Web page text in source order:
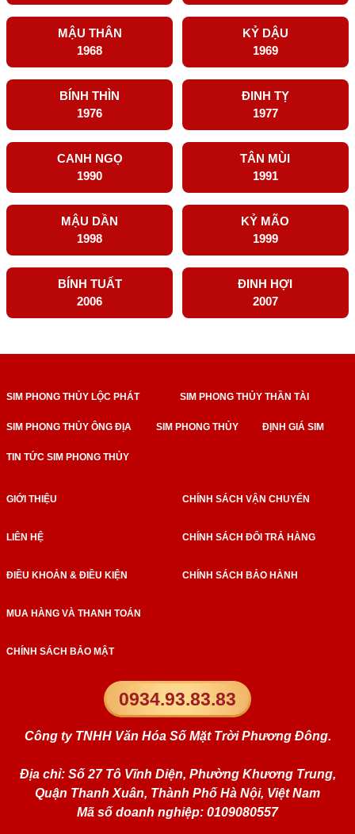
MẬU THÂN
1968
KỶ DẬU
1969
BÍNH THÌN
1976
ĐINH TỴ
1977
CANH NGỌ
1990
TÂN MÙI
1991
MẬU DẦN
1998
KỶ MÃO
1999
BÍNH TUẤT
2006
ĐINH HỢI
2007
SIM PHONG THỦY LỘC PHÁT SIM PHONG THỦY THẦN TÀI
SIM PHONG THỦY ÔNG ĐỊA SIM PHONG THỦY ĐỊNH GIÁ SIM
TIN TỨC SIM PHONG THỦY
0934.93.83.83
Công ty TNHH Văn Hóa Số Mặt Trời Phương Đông.
Địa chỉ: Số 27 Tô Vĩnh Diện, Phường Khương Trung,
Quận Thanh Xuân, Thành Phố Hà Nội, Việt Nam
Mã số doanh nghiệp: 0109080557
GIỚI THIỆU
LIÊN HỆ
ĐIỀU KHOẢN & ĐIỀU KIỆN
MUA HÀNG VÀ THANH TOÁN
CHÍNH SÁCH BẢO MẬT
CHÍNH SÁCH VẬN CHUYỂN
CHÍNH SÁCH ĐỔI TRẢ HÀNG
CHÍNH SÁCH BẢO HÀNH